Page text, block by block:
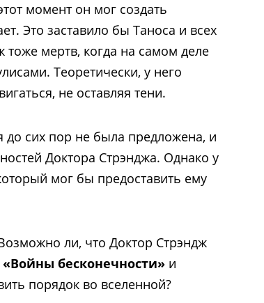
момент он мог создать
Это заставило бы Таноса и всех
тоже мертв, когда на самом деле
Теоретически, у него
не оставляя тени.
до сих пор не была предложена, и
Доктора Стрэнджа. Однако у
мог бы предоставить ему
ли, что Доктор Стрэндж
«Войны бесконечности» и
порядок во вселенной?